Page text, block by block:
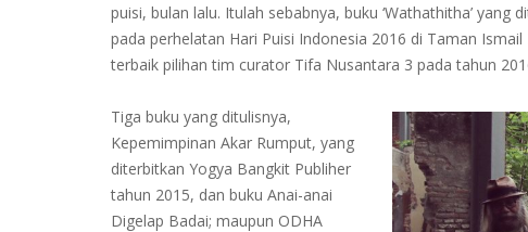
puisi, bulan lalu. Itulah sebabnya, buku ‘Wathathitha’ yang
pada perhelatan Hari Puisi Indonesia 2016 di Taman Ismail
terbaik pilihan tim curator Tifa Nusantara 3 pada tahun
Tiga buku yang ditulisnya,
Kepemimpinan Akar Rumput, yang
diterbitkan Yogya Bangkit Publiher
tahun 2015, dan buku Anai-anai
Digelap Badai; maupun ODHA